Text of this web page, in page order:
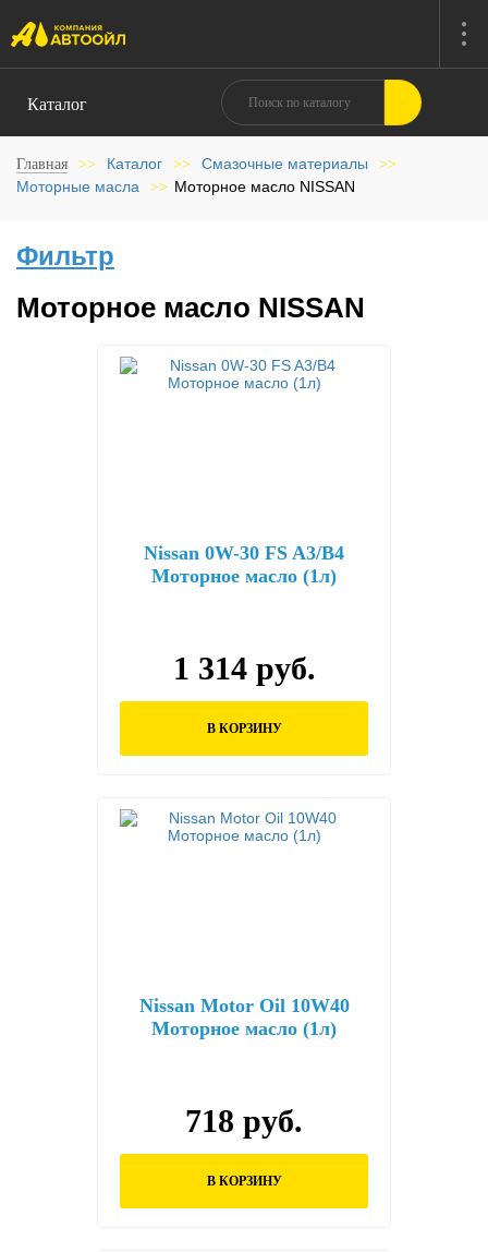
Каталог
Главная >> Каталог >> Смазочные материалы >>
Моторные масла >> Моторное масло NISSAN
Фильтр
Моторное масло NISSAN
Nissan 0W-30 FS A3/B4
Моторное масло (1л)
1 314 руб.
В КОРЗИНУ
Nissan Motor Oil 10W40
Моторное масло (1л)
718 руб.
В КОРЗИНУ